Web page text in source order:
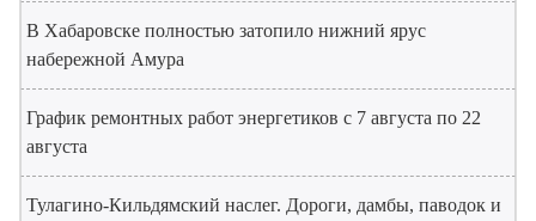
В Хабаровске полностью затопило нижний ярус
набережной Амура
График ремонтных работ энергетиков с 7 августа по 22
августа
Тулагино-Кильдямский наслег. Дороги, дамбы, паводок и